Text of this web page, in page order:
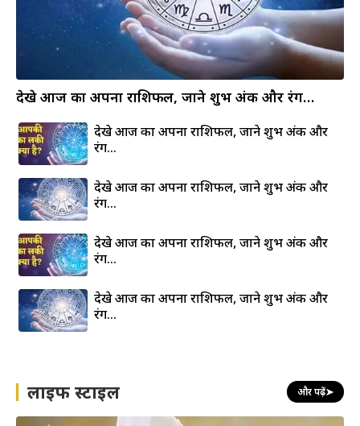
देखे आज का अपना राशिफल, जाने शुभ अंक और रंग…
देखे आज का अपना राशिफल, जाने शुभ अंक और
रंग…
देखे आज का अपना राशिफल, जाने शुभ अंक और
रंग…
देखे आज का अपना राशिफल, जाने शुभ अंक और
रंग…
देखे आज का अपना राशिफल, जाने शुभ अंक और
रंग…
लाइफ स्टाइल और पढ़ें➤